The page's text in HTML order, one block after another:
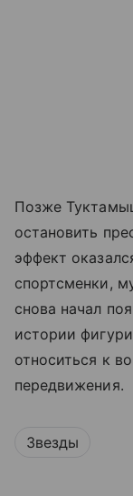
Позже
остановить
эффект
спортсменки,
снова начал
истории
относиться к
передвижения.
Звезды